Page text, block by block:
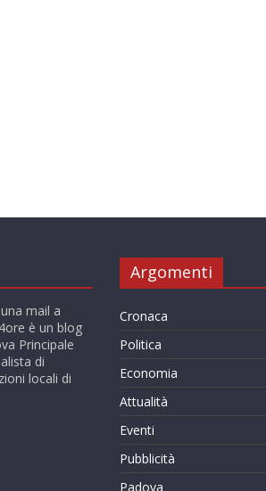
mail a
è un blog
Principale
di
locali di
Argomenti
Cronaca
Politica
Economia
Attualità
Eventi
Pubblicità
Padova